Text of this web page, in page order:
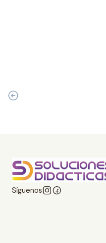
Síguenos